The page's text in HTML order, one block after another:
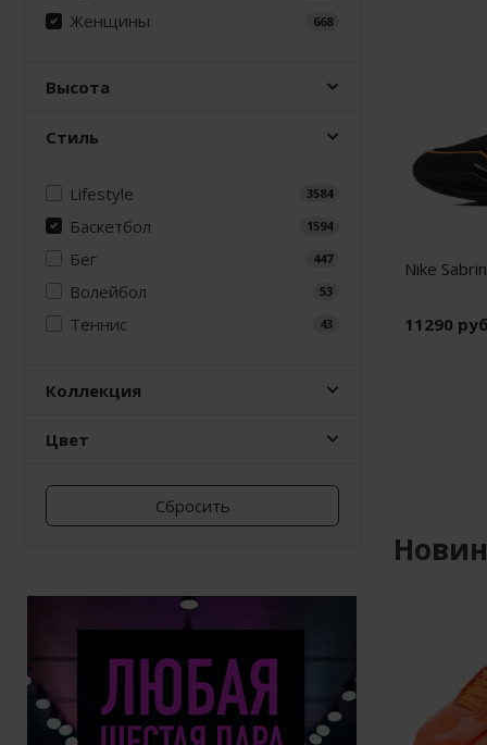
Женщины 668
Высота
Стиль
Lifestyle 3584
Баскетбол 1594
Бег 447
Волейбол 53
Теннис 43
Коллекция
Цвет
Сбросить
Nike
11290 руб